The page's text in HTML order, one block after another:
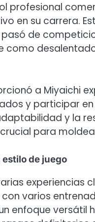
profesional
en su carrera.
de
a Miyaichi
y participar
y la
para
de juego
experiencias
varios
enfoque versátil